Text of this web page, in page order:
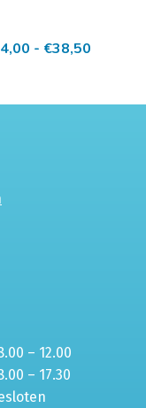
- €38,50
– 12.00
– 17.30